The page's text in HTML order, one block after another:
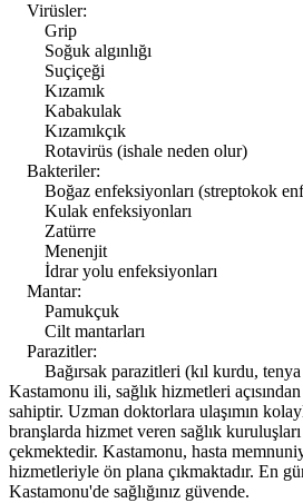
Virüsler:
Grip
Soğuk algınlığı
Suçiçeği
Kızamık
Kabakulak
Kızamıkçık
Rotavirüs (ishale neden olur)
Bakteriler:
Boğaz enfeksiyonları (streptokok
Kulak enfeksiyonları
Zatürre
Menenjit
İdrar yolu enfeksiyonları
Mantar:
Pamukçuk
Cilt mantarları
Parazitler:
Bağırsak parazitleri (kıl kurdu,
Kastamonu ili, sağlık hizmetleri
sahiptir. Uzman doktorlara ulaşımın
branşlarda hizmet veren sağlık
çekmektedir. Kastamonu, hasta
hizmetleriyle ön plana çıkmaktadır. En
Kastamonu'de sağlığınız güvende.